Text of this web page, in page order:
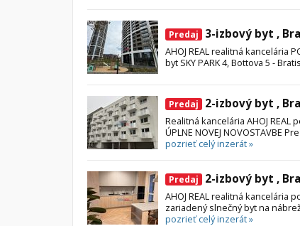
Predaj 3-izbový byt ,
AHOJ REAL realitná kancelária
byt SKY PARK 4, Bottova 5 -
Predaj 2-izbový byt ,
Realitná kancelária AHOJ REAL
ÚPLNE NOVEJ NOVOSTAVBE
pozrieť celý inzerát »
Predaj 2-izbový byt ,
AHOJ REAL realitná kancelária
zariadený slnečný byt na nábreží
pozrieť celý inzerát »